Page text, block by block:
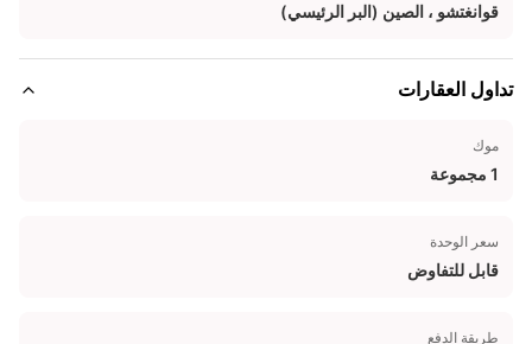
قوانغتشو ، الصين (البر الرئيسي)
تداول العقارات
موك
1 مجموعة
سعر الوحدة
قابل للتفاوض
طريقة الدفع